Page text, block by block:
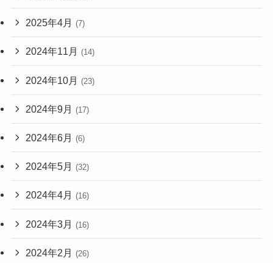
2025年4月 (7)
2024年11月 (14)
2024年10月 (23)
2024年9月 (17)
2024年6月 (6)
2024年5月 (32)
2024年4月 (16)
2024年3月 (16)
2024年2月 (26)